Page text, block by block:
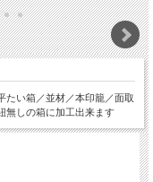
たい箱／並材／本印籠／面取
無しの箱に加工出来ます